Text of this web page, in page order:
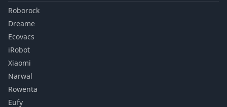
Roborock
Dreame
Ecovacs
iRobot
Xiaomi
Narwal
Rowenta
Eufy